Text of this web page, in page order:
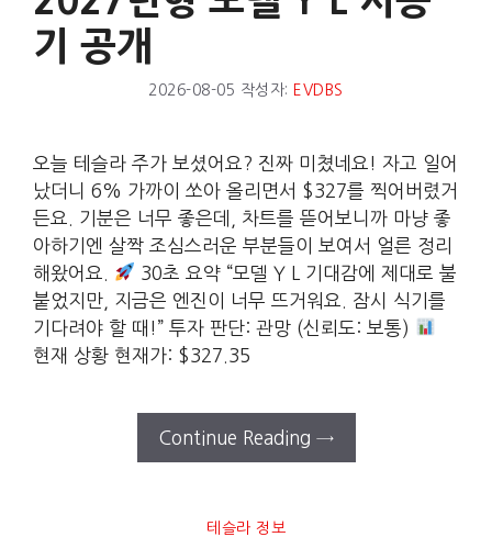
기 공개
2026-08-05 작성자: EVDBS
오늘 테슬라 주가 보셨어요? 진짜 미쳤네요! 자고 일어
났더니 6% 가까이 쏘아 올리면서 $327를 찍어버렸거
든요. 기분은 너무 좋은데, 차트를 뜯어보니까 마냥 좋
아하기엔 살짝 조심스러운 부분들이 보여서 얼른 정리
해왔어요.
30초 요약 “모델 Y L 기대감에 제대로 불
붙었지만, 지금은 엔진이 너무 뜨거워요. 잠시 식기를
기다려야 할 때!” 투자 판단: 관망 (신뢰도: 보통)
현재 상황 현재가: $327.35
Continue Reading →
테슬라 정보